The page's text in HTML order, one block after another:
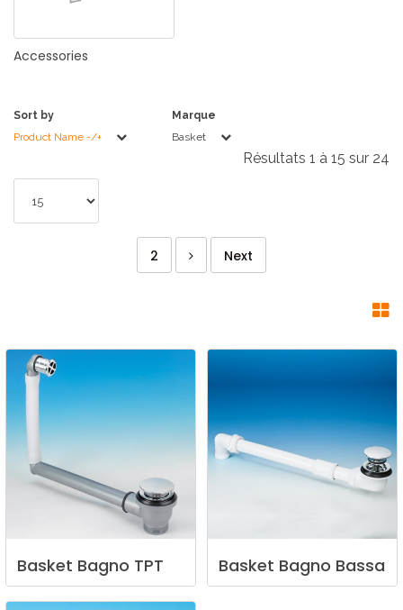
Accessories
Sort by
Product Name -/+
Marque
Basket
Résultats 1 à 15 sur 24
2 Next
Basket Bagno TPT Basket Bagno Bassa